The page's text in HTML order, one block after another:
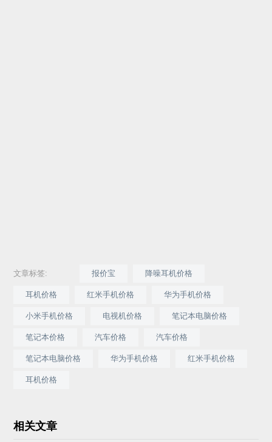
文章标签: 报价宝 降噪耳机价格
耳机价格 红米手机价格 华为手机价格
小米手机价格 电视机价格 笔记本电脑价格
笔记本价格 汽车价格 汽车价格
笔记本电脑价格 华为手机价格 红米手机价格
耳机价格
相关文章